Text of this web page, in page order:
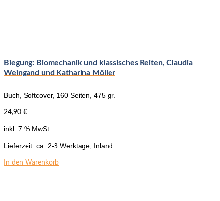
werden
Biegung: Biomechanik und klassisches Reiten, Claudia
Weingand und Katharina Möller
Buch, Softcover, 160 Seiten, 475 gr.
24,90 €
inkl. 7 % MwSt.
Lieferzeit: ca. 2-3 Werktage, Inland
In den Warenkorb